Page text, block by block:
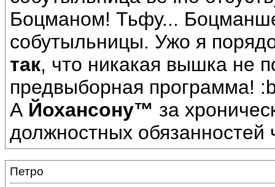
Боцманом! Тьфу...
собутыльницы. Ужо я
так, что никакая вышка не
предвыборная программа!
А Йохансону™ за
должностных
Петро